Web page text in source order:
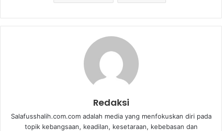
Redaksi
Salafusshalih.com.com adalah media yang menfokuskan diri pada
topik kebangsaan, keadilan, kesetaraan, kebebasan dan